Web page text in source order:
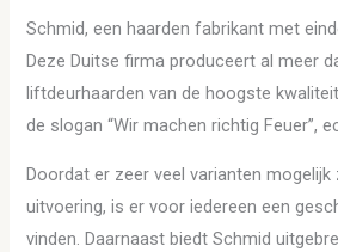
Schmid, een haarden fabrikant met
Deze Duitse firma produceert al meer
liftdeurhaarden van de hoogste
de slogan “Wir machen richtig Feuer”,
Doordat er zeer veel varianten
uitvoering, is er voor iedereen een
vinden. Daarnaast biedt Schmid